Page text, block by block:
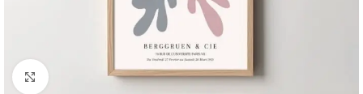
Click to enlarge